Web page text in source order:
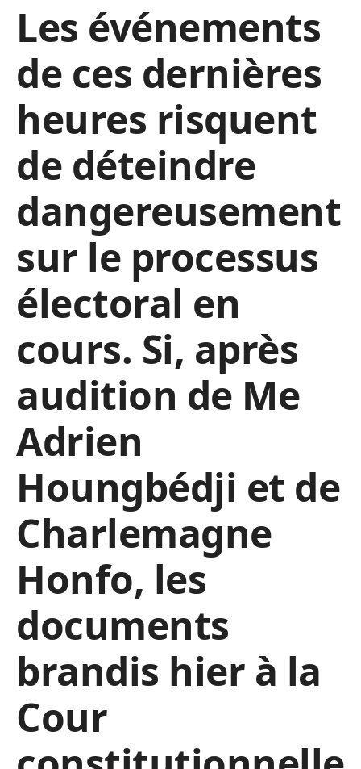
Les événements
de ces dernières
heures risquent
de déteindre
dangereusement
sur le processus
électoral en
cours. Si, après
audition de Me
Adrien
Houngbédji et de
Charlemagne
Honfo, les
documents
brandis hier à la
Cour